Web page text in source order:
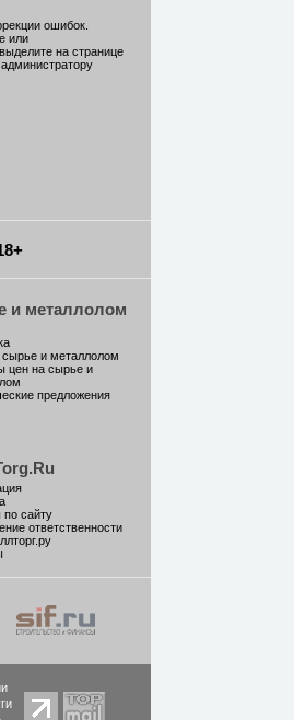
ошибок.
или
на странице
и металлолом
и металлолом
цен на сырье и
предложения
сайту
ответственности